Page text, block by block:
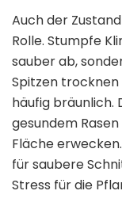
Auch der
Rolle. Stumpfe
sauber ab,
Spitzen
häufig bräunlich.
gesundem
Fläche
für saubere
Stress für die